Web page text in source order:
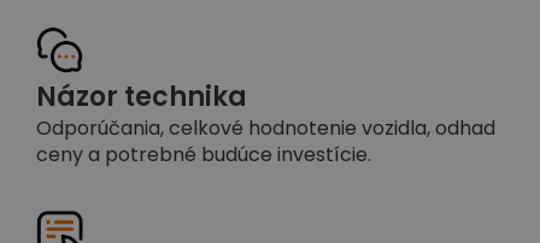
Názor technika
Odporúčania, celkové hodnotenie vozidla, odhad
ceny a potrebné budúce investície.